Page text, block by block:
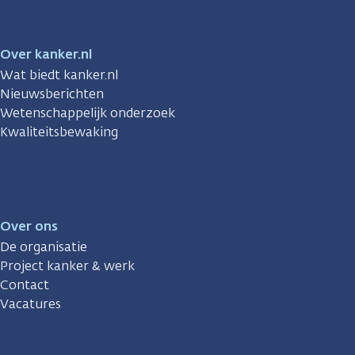
Over kanker.nl
Wat biedt kanker.nl
Nieuwsberichten
Wetenschappelijk onderzoek
Kwaliteitsbewaking
Over ons
De organisatie
Project kanker & werk
Contact
Vacatures